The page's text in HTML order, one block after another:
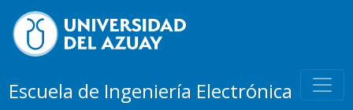
Escuela de Ingeniería Electrónica